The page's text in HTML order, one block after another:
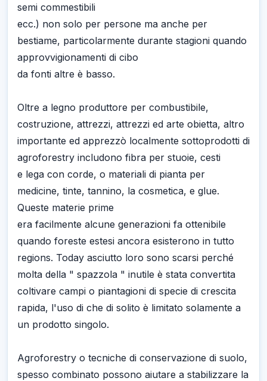
semi commestibili
ecc.) non solo per persone ma anche per
bestiame, particolarmente durante stagioni quando
approvvigionamenti di cibo
da fonti altre è basso.
Oltre a legno produttore per combustibile,
costruzione, attrezzi, attrezzi ed arte obietta, altro
importante ed apprezzò localmente sottoprodotti di
agroforestry includono fibra per stuoie, cesti
e lega con corde, o materiali di pianta per
medicine, tinte, tannino, la cosmetica, e glue.
Queste materie prime
era facilmente alcune generazioni fa ottenibile
quando foreste estesi ancora esisterono in tutto
regions. Today asciutto loro sono scarsi perché
molta della " spazzola " inutile è stata convertita
coltivare campi o piantagioni di specie di crescita
rapida, l'uso di che di solito è limitato solamente a
un prodotto singolo.
Agroforestry o tecniche di conservazione di suolo,
spesso combinato possono aiutare a stabilizzare la